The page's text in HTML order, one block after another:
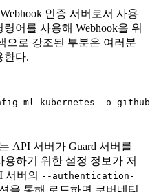
인증 서버로서 사용
어를 사용해 Webhook을 위
으로 강조된 부분은 여러분
한다.
ml-kubernetes -o github
API 서버가 Guard 서버를
용하기 위한 설정 정보가 저
서버의
--authentication-